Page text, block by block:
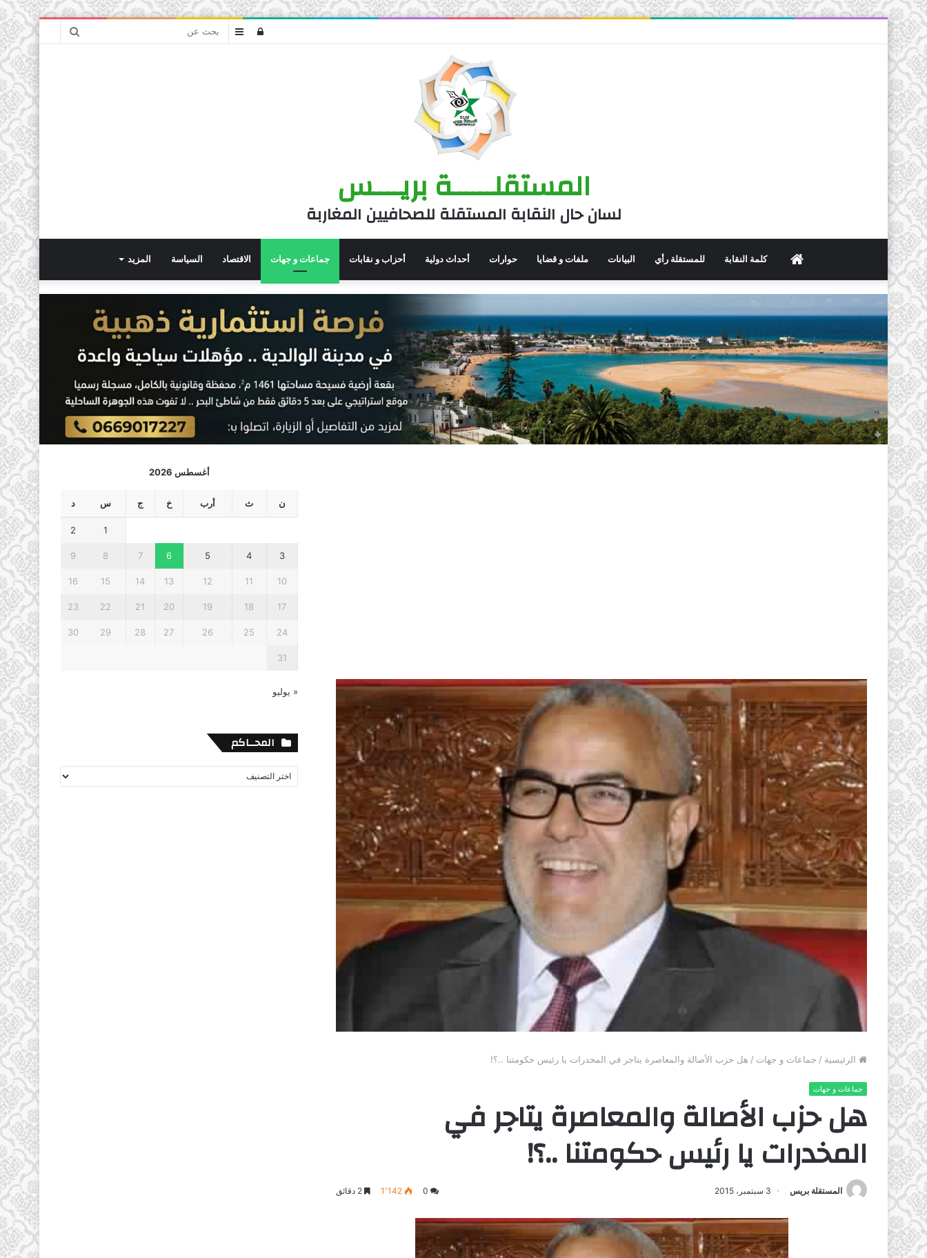
بحث
عمودتسجيل
المستقلــــــة بريــــس
لسان حال النقابة المستقلة للصحافيين المغاربة
الرئيسيةكلمة النقابة للمستقلة رأي البيانات ملفات و قضايا حوارات أحداث دولية أحزاب و نقابات جماعات و جهات الاقتصاد السياسة المزيد
الرئيسية / جماعات و جهات / هل حزب الأصالة والمعاصرة يتاجر في المخدرات يا رئيس حكومتنا ..؟!
جماعات و جهات
هل حزب الأصالة والمعاصرة يتاجر في
المخدرات يا رئيس حكومتنا ..؟!
المستقلة بريس 3 سبتمبر، 2015 0 1٬142
أغسطس 2026
ن ث أرب خ ج س د
1
2
3
4
5
6
7
8
9
10
11
12
13
14
15
16
17
18
19
20
21
22
23
24
25
26
27
28
29
30
31
« يوليو
المحــاكم
المحــاكم